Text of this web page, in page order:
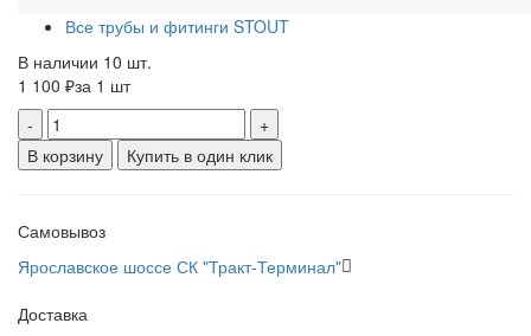
Все трубы и фитинги STOUT
В наличии 10 шт.
1 100 ₽за 1 шт
-
+
В корзину
Купить в один клик
Самовывоз
Ярославское шоссе СК "Тракт-Терминал"
Доставка